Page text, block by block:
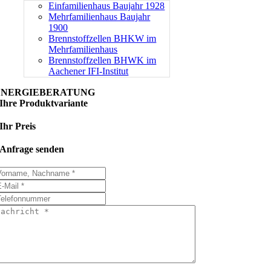
Einfamilienhaus Baujahr 1928
Mehrfamilienhaus Baujahr
1900
Brennstoffzellen BHKW im
Mehrfamilienhaus
Brennstoffzellen BHWK im
Aachener IFI-Institut
Ihre Produktvariante
Ihr Preis
Anfrage senden